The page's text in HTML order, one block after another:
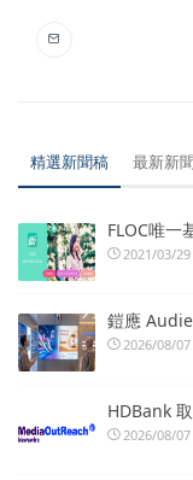
精選新聞稿 最新新
FLOC唯一
2021/03/29
鎧應
2026/08/07
HDBank
2026/08/07